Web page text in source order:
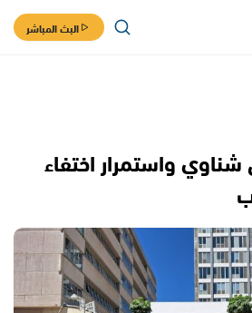
البث المباشر
واستمرار اختفاء